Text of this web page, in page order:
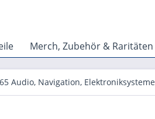
Merch, Zubehör & Raritäten
65 Audio, Navigation, Elektroniksysteme